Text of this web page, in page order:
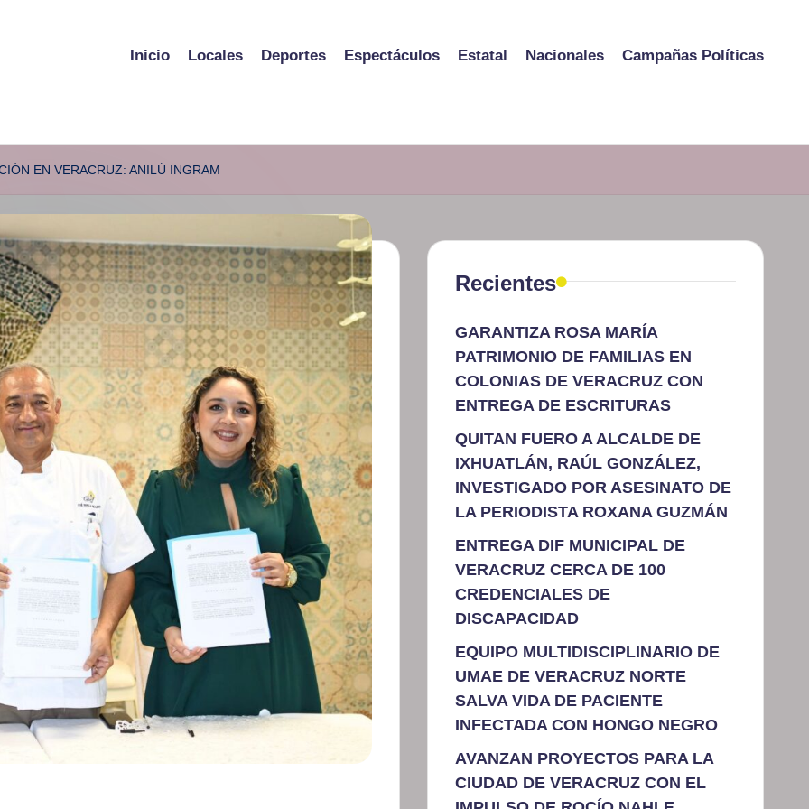
Inicio Locales Deportes Espectáculos Estatal Nacionales Campañas Políticas
EN VERACRUZ: ANILÚ INGRAM
Recientes
GARANTIZA ROSA MARÍA
PATRIMONIO DE FAMILIAS EN
COLONIAS DE VERACRUZ CON
ENTREGA DE ESCRITURAS
QUITAN FUERO A ALCALDE DE
IXHUATLÁN, RAÚL GONZÁLEZ,
INVESTIGADO POR ASESINATO DE
LA PERIODISTA ROXANA GUZMÁN
ENTREGA DIF MUNICIPAL DE
VERACRUZ CERCA DE 100
CREDENCIALES DE
DISCAPACIDAD
EQUIPO MULTIDISCIPLINARIO DE
UMAE DE VERACRUZ NORTE
SALVA VIDA DE PACIENTE
INFECTADA CON HONGO NEGRO
AVANZAN PROYECTOS PARA LA
CIUDAD DE VERACRUZ CON EL